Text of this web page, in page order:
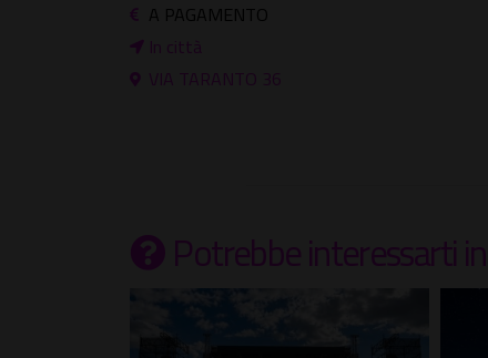
A PAGAMENTO
In città
VIA TARANTO 36
Potrebbe interessartiin